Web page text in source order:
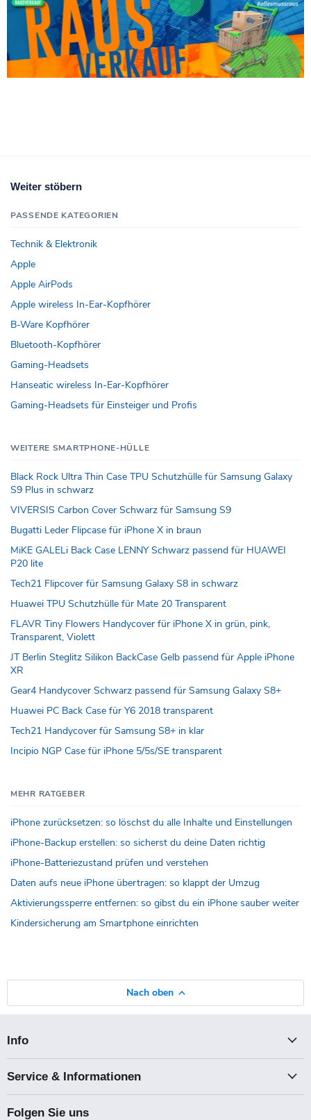
Weiter stöbern
PASSENDE KATEGORIEN
Technik & Elektronik
Apple
Apple AirPods
Apple wireless In-Ear-Kopfhörer
B-Ware Kopfhörer
Bluetooth-Kopfhörer
Gaming-Headsets
Hanseatic wireless In-Ear-Kopfhörer
Gaming-Headsets für Einsteiger und Profis
WEITERE SMARTPHONE-HÜLLE
Black Rock Ultra Thin Case TPU Schutzhülle für Samsung Galaxy
S9 Plus in schwarz
VIVERSIS Carbon Cover Schwarz für Samsung S9
Bugatti Leder Flipcase für iPhone X in braun
MiKE GALELi Back Case LENNY Schwarz passend für HUAWEI
P20 lite
Tech21 Flipcover für Samsung Galaxy S8 in schwarz
Huawei TPU Schutzhülle für Mate 20 Transparent
FLAVR Tiny Flowers Handycover für iPhone X in grün, pink,
Transparent, Violett
JT Berlin Steglitz Silikon BackCase Gelb passend für Apple iPhone
XR
Gear4 Handycover Schwarz passend für Samsung Galaxy S8+
Huawei PC Back Case für Y6 2018 transparent
Tech21 Handycover für Samsung S8+ in klar
Incipio NGP Case für iPhone 5/5s/SE transparent
MEHR RATGEBER
iPhone zurücksetzen: so löschst du alle Inhalte und Einstellungen
iPhone-Backup erstellen: so sicherst du deine Daten richtig
iPhone-Batteriezustand prüfen und verstehen
Daten aufs neue iPhone übertragen: so klappt der Umzug
Aktivierungssperre entfernen: so gibst du ein iPhone sauber weiter
Kindersicherung am Smartphone einrichten
Nach oben
Info
Service & Informationen
Folgen Sie uns